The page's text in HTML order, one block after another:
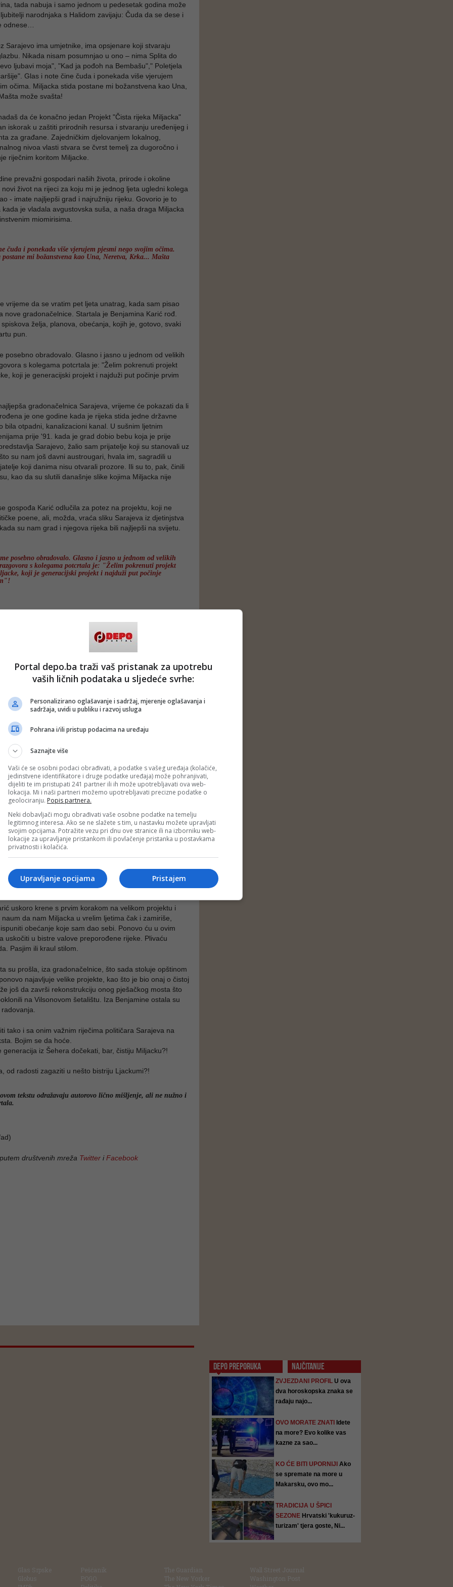
tada nabuja i samo jednom u pedesetak godina može
narodnjaka s Halidom zavijaju: Čuda da se dese i
odnese…
Sarajevo ima umjetnike, ima opsjenare koji stvaraju
Nikada nisam posumnjao u ono – nima Splita do
ljubavi moja", "Kad ja pođoh na Bembašu"," Poletjela
Glas i note čine čuda i ponekada više vjerujem
očima. Miljacka stida postane mi božanstvena kao Una,
može svašta!
da će konačno jedan Projekt "Čista rijeka Miljacka"
iskorak u zaštiti prirodnih resursa i stvaranju uređenijeg i
za građane. Zajedničkim djelovanjem lokalnog,
nivoa vlasti stvara se čvrst temelj za dugoročno i
riječnim koritom Miljacke.
prevažni gospodari naših života, prirode i okoline
život na rijeci za koju mi je jednog ljeta ugledni kolega
- imate najljepši grad i najružniju rijeku. Govorio je to
je vladala avgustovska suša, a naša draga Miljacka
miomirisima.
čuda i ponekada više vjerujem pjesmi nego svojim očima.
mi božanstvena kao Una, Neretva, Krka... Mašta
vrijeme da se vratim pet ljeta unatrag, kada sam pisao
nove gradonačelnice. Startala je Benjamina Karić rođ.
želja, planova, obećanja, kojih je, gotovo, svaki
pun.
posebno obradovalo. Glasno i jasno u jednom od velikih
s kolegama potcrtala je: "Želim pokrenuti projekt
koji je generacijski projekt i najduži put počinje prvim
gradonačelnica Sarajeva, vrijeme će pokazati da li
je one godine kada je rijeka stida jedne državne
bila otpadni, kanalizacioni kanal. U sušnim ljetnim
prije '91. kada je grad dobio bebu koja je prije
Sarajevo, žalio sam prijatelje koji su stanovali uz
su nam još davni austrougari, hvala im, sagradili u
koji danima nisu otvarali prozore. Ili su to, pak, činili
kao da su slutili današnje slike kojima Miljacka nije
gospođa Karić odlučila za potez na projektu, koji ne
poene, ali, možda, vraća sliku Sarajeva iz djetinjstva
su nam grad i njegova rijeka bili najljepši na svijetu.
posebno obradovalo. Glasno i jasno u jednom od velikih
s kolegama potcrtala je: "Želim pokrenuti projekt
koji je generacijski projekt i najduži put počinje
riječi ponovo sam na tren otplovio u godine
ne htio, svakog puta kada sam u Rajvosa put me mora
mosta sjećanja. Tu kao da sam ponovo u onim malim
linijom po sredini. Slobodno i razdragano, gazim po
da ću zaraditi kakvu ozlijedu od bačenih flaša, konzervi
od mutnog taloga kakvim je danas rijeka prijestolnice
BiH obojena. Doživljavam one ugodne halucinacije,
silom ili milom odlutalih sinova i kćeri regiona nam
horski, hipnotizirano za Halidom ponavljaju – čuda da se
odnese.
danas, najčešće podsjeća na kanalizacioni kolektor, mi
u brzacima dubokim do koljena. Bili smo majstori
u pasjem stilu. Bila je to osnovica za kasnija životna
zavodili i lijepe Dalmatinke po tamošnjim valama.
kada će generacije sve siromašnijih Sarajlija odrastati
morem i jezerima, treba ozbiljno i odgovorno poraditi na
njenim prvim komšijama. Treba ponovo načiniti rijeku
kojoj će novi stanovnici grada u kotlini učiti, bar, plivati
veslati. Kao što je moja raja.
generacija iz Šehera dočekati, bar, čistiju Miljacku?! I da
li ću, za života, od radosti zagaziti u nešto bistriju
uskoro krene s prvim korakom na velikom projektu i
da nam Miljacka u vrelim ljetima čak i zamiriše,
obećanje koje sam dao sebi. Ponovo ću u ovim
uskočiti u bistre valove preporođene rijeke. Plivaću
Pasjim ili kraul stilom.
su prošla, iza gradonačelnice, što sada stoluje opštinom
najavljuje velike projekte, kao što je bio onaj o čistoj
još da završi rekonstrukciju onog pješačkog mosta što
na Vilsonovom šetalištu. Iza Benjamine ostala su
tako i sa onim važnim riječima političara Sarajeva na
Bojim se da hoće.
generacija iz Šehera dočekati, bar, čistiju Miljacku?!
od radosti zagaziti u nešto bistriju Ljackumi?!
tekstu odražavaju autorovo lično mišljenje, ali ne nužno i
društvenih mreža Twitter iFacebook
DEPO PREPORUKA NAJČITANIJE
ZVJEZDANI PROFIL U ova
dva horoskopska znaka se
rađaju najo...
OVO MORATE ZNATI
Idete
na more? Evo kolike vas
kazne za sao...
KO ĆE BITI UPORNIJI Ako
se spremate na more u
Makarsku, ovo mo...
TRADICIJA U ŠPICI
SEZONE Hrvatski 'kukuruz-
turizam' tjera goste, Ni...
Glas Srpske
Globus
Pešćanik
POGO
The Guardian
The New Yorker
Wall Street Journal
Washington Post
Portal depo.ba traži vaš pristanak za upotrebu
vaših ličnih podataka u sljedeće svrhe:
Personalizirano oglašavanje i sadržaj, mjerenje oglašavanja i
sadržaja, uvidi u publiku i razvoj usluga
Pohrana i/ili pristup podacima na uređaju
Saznajte više
Vaši će se osobni podaci obrađivati, a podatke s vašeg uređaja (kolačiće,
jedinstvene identifikatore i druge podatke uređaja) može pohranjivati,
dijeliti te im pristupati 241 partner ili ih može upotrebljavati ova web-
lokacija. Mi i naši partneri možemo upotrebljavati precizne podatke o
geolociranju. Popis partnera.
Neki dobavljači mogu obrađivati vaše osobne podatke na temelju
legitimnog interesa. Ako se ne slažete s tim, u nastavku možete upravljati
svojim opcijama. Potražite vezu pri dnu ove stranice ili na izborniku web-
lokacije za upravljanje pristankom ili povlačenje pristanka u postavkama
privatnosti i kolačića.
Pristajem
Upravljanje opcijama